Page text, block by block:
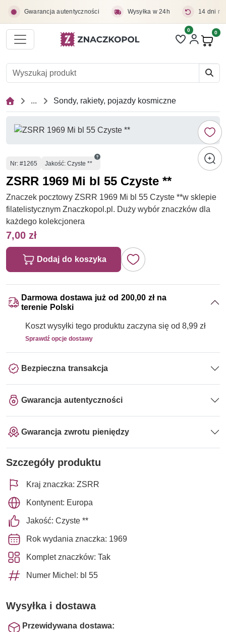
Gwarancja autentyczności Wysyłka w 24h 14 dni
Liczba pozycji
0 0
... Sondy, rakiety, pojazdy kosmiczne
Numer
Nr: #1265 Jakość: Czyste **
ZSRR 1969 Mi bl 55 Czyste **
Znaczek pocztowy ZSRR 1969 Mi bl 55 Czyste **w sklepie
filatelistycznym Znaczkopol.pl. Duży wybór znaczków dla
każdego kolekcjonera
7,00 zł
Dodaj do koszyka
Darmowa dostawa już od 200,00 zł na
terenie Polski
Koszt wysyłki tego produktu zaczyna się od 8,99 zł
Sprawdź opcje dostawy
Bezpieczna transakcja
Gwarancja autentyczności
Gwarancja zwrotu pieniędzy
Szczegóły produktu
Kraj znaczka: ZSRR
Kontynent: Europa
Jakość: Czyste **
Rok wydania znaczka: 1969
Komplet znaczków: Tak
Numer Michel: bl 55
Wysyłka i dostawa
Przewidywana dostawa: